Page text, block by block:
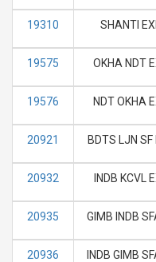
19310 SHANTI
19575 OKHA NDT
19576 NDT OKHA
20921 BDTS LJN SF
20932 INDB KCVL
20935 GIMB INDB
20936 INDB GIMB